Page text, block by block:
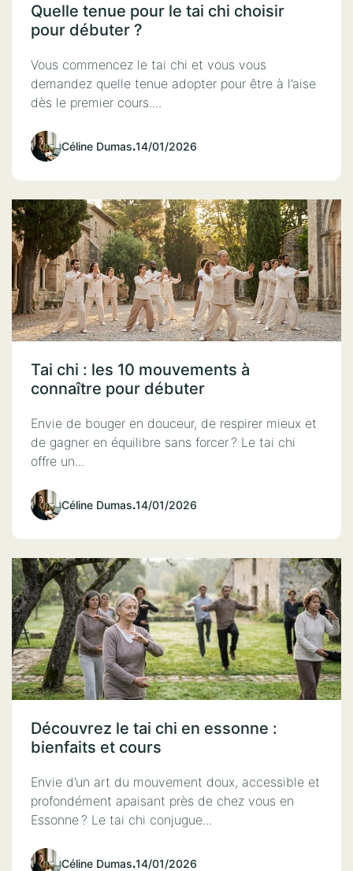
Quelle tenue pour le tai chi choisir
pour débuter ?
Vous commencez le tai chi et vous vous
demandez quelle tenue adopter pour être à l’aise
dès le premier cours....
Céline Dumas.14/01/2026
Tai chi : les 10 mouvements à
connaître pour débuter
Envie de bouger en douceur, de respirer mieux et
de gagner en équilibre sans forcer ? Le tai chi
offre un...
Céline Dumas.14/01/2026
Découvrez le tai chi en essonne :
bienfaits et cours
Envie d’un art du mouvement doux, accessible et
profondément apaisant près de chez vous en
Essonne ? Le tai chi conjugue...
Céline Dumas.14/01/2026